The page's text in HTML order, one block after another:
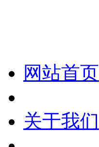
网站首页
关于我们